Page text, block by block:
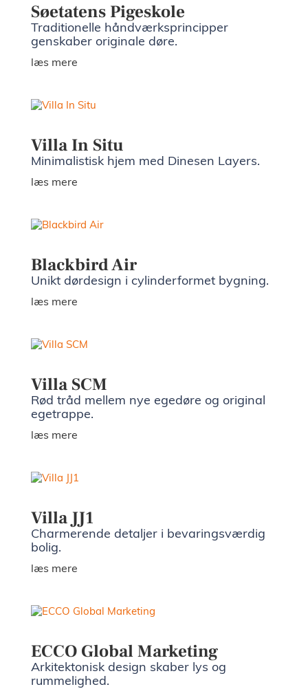
Søetatens Pigeskole
Traditionelle håndværksprincipper
genskaber originale døre.
læs mere
Villa In Situ
Minimalistisk hjem med Dinesen Layers.
læs mere
Blackbird Air
Unikt dørdesign i cylinderformet bygning.
læs mere
Villa SCM
Rød tråd mellem nye egedøre og original
egetrappe.
læs mere
Villa JJ1
Charmerende detaljer i bevaringsværdig
bolig.
læs mere
ECCO Global Marketing
Arkitektonisk design skaber lys og
rummelighed.